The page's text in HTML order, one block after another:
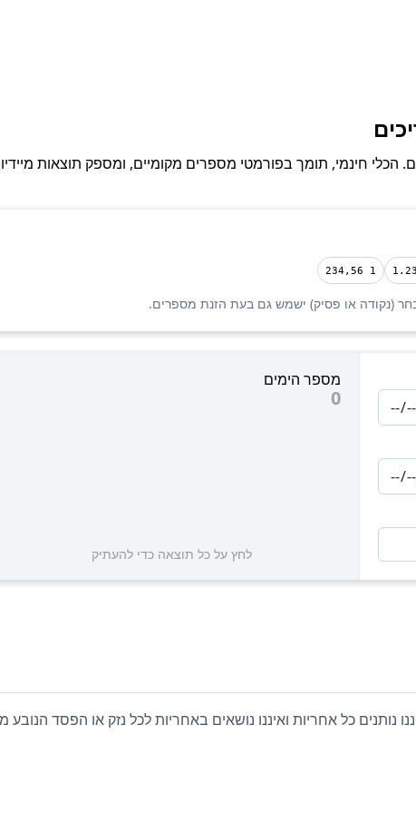
הכלי חינמי, תומך בפורמטי מספרים מקומיים, ומספק תוצאות
1 234,56
(נקודה או פסיק) ישמש גם בעת הזנת מספרים.
מספר הימים
0
לחץ על כל תוצאה כדי להעתיק
נותנים כל אחריות ואיננו נושאים באחריות לכל נזק או הפסד